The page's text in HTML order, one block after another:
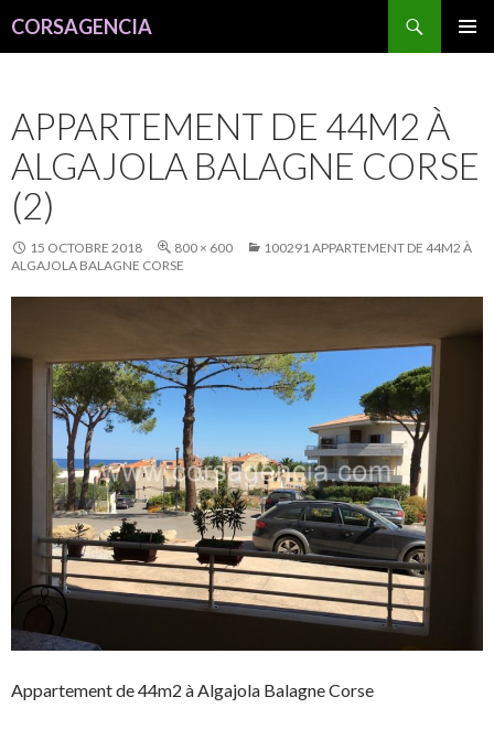
CORSAGENCIA
APPARTEMENT DE 44M2 À
ALGAJOLA BALAGNE CORSE
(2)
15 OCTOBRE 2018 800 × 600
100291 APPARTEMENT DE 44M2 À
ALGAJOLA BALAGNE CORSE
Appartement de 44m2 à Algajola Balagne Corse